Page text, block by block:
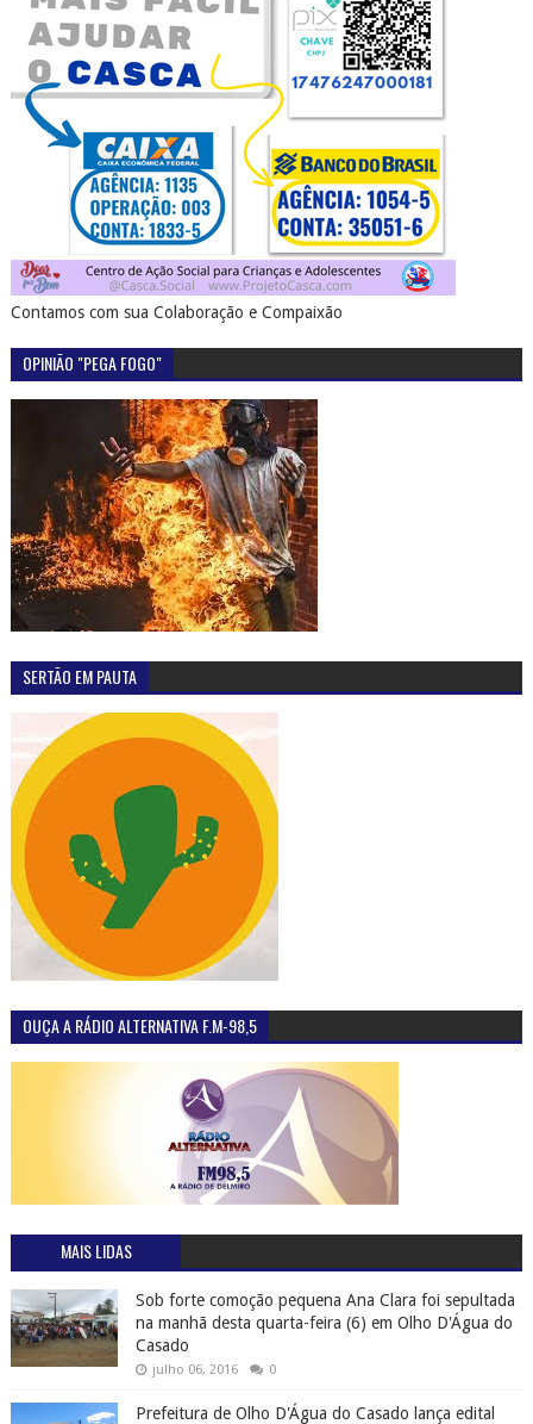
Contamos com sua Colaboração e Compaixão
OPINIÃO "PEGA FOGO"
SERTÃO EM PAUTA
OUÇA A RÁDIO ALTERNATIVA F.M-98,5
MAIS LIDAS
Sob forte comoção pequena Ana Clara foi sepultada
na manhã desta quarta-feira (6) em Olho D'Água do
Casado
julho 06, 2016 0
Prefeitura de Olho D'Água do Casado lança edital